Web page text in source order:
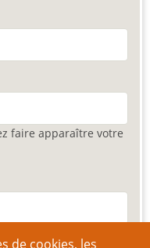
faire apparaître votre
de cookies, les